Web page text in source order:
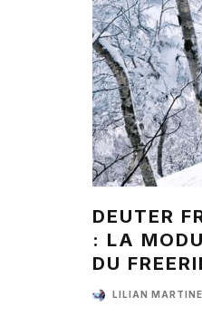
DEUTER
: LA
DU
LILIAN